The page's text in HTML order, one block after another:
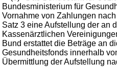
Bundesministerium für
Vornahme von Zahlungen
Satz 3 eine Aufstellung der an
Kassenärztlichen
Bund erstattet die Beträge an
Gesundheitsfonds innerhalb
Übermittlung der Aufstellung